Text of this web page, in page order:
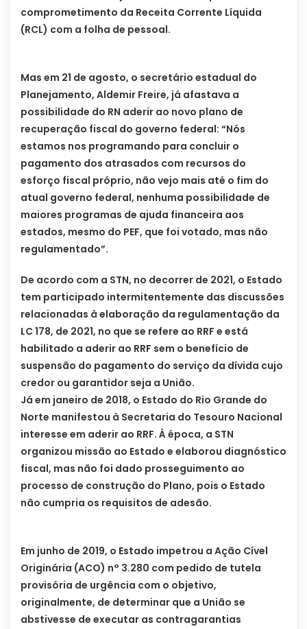
comprometimento da Receita Corrente Líquida
(RCL) com a folha de pessoal.
Mas em 21 de agosto, o secretário estadual do
Planejamento, Aldemir Freire, já afastava a
possibilidade do RN aderir ao novo plano de
recuperação fiscal do governo federal: “Nós
estamos nos programando para concluir o
pagamento dos atrasados com recursos do
esforço fiscal próprio, não vejo mais até o fim do
atual governo federal, nenhuma possibilidade de
maiores programas de ajuda financeira aos
estados, mesmo do PEF, que foi votado, mas não
regulamentado”.
De acordo com a STN, no decorrer de 2021, o Estado
tem participado intermitentemente das discussões
relacionadas à elaboração da regulamentação da
LC 178, de 2021, no que se refere ao RRF e está
habilitado a aderir ao RRF sem o benefício de
suspensão do pagamento do serviço da dívida cujo
credor ou garantidor seja a União.
Já em janeiro de 2018, o Estado do Rio Grande do
Norte manifestou à Secretaria do Tesouro Nacional
interesse em aderir ao RRF. À época, a STN
organizou missão ao Estado e elaborou diagnóstico
fiscal, mas não foi dado prosseguimento ao
processo de construção do Plano, pois o Estado
não cumpria os requisitos de adesão.
Em junho de 2019, o Estado impetrou a Ação Cível
Originária (ACO) n° 3.280 com pedido de tutela
provisória de urgência com o objetivo,
originalmente, de determinar que a União se
abstivesse de executar as contragarantias